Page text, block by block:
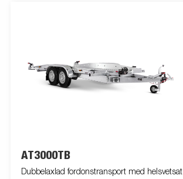
AT3000TB
Dubbelaxlad fordonstransport med helsvetsat